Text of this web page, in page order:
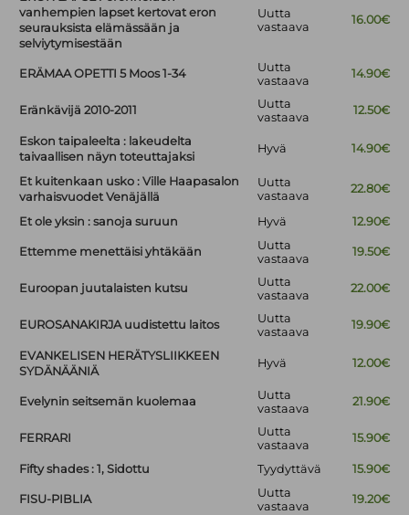
vanhempien lapset kertovat eron
seurauksista elämässään ja
selviytymisestään
Uutta
vastaava
16.00€
ERÄMAA OPETTI 5 Moos 1-34
Uutta
vastaava
14.90€
Eränkävijä 2010-2011
Uutta
vastaava
12.50€
Eskon taipaleelta : lakeudelta
taivaallisen näyn toteuttajaksi
Hyvä 14.90€
Et kuitenkaan usko : Ville Haapasalon
varhaisvuodet Venäjällä
Uutta
vastaava
22.80€
Et ole yksin : sanoja suruun Hyvä 12.90€
Ettemme menettäisi yhtäkään
Uutta
vastaava
19.50€
Euroopan juutalaisten kutsu
Uutta
vastaava
22.00€
EUROSANAKIRJA uudistettu laitos
Uutta
vastaava
19.90€
EVANKELISEN HERÄTYSLIIKKEEN
SYDÄNÄÄNIÄ
Hyvä 12.00€
Evelynin seitsemän kuolemaa
Uutta
vastaava
21.90€
FERRARI
Uutta
vastaava
15.90€
Fifty shades : 1, Sidottu Tyydyttävä 15.90€
FISU-PIBLIA
Uutta
vastaava
19.20€